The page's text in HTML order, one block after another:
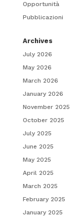
Opportunità
Pubblicazioni
Archives
July 2026
May 2026
March 2026
January 2026
November 2025
October 2025
July 2025
June 2025
May 2025
April 2025
March 2025
February 2025
January 2025